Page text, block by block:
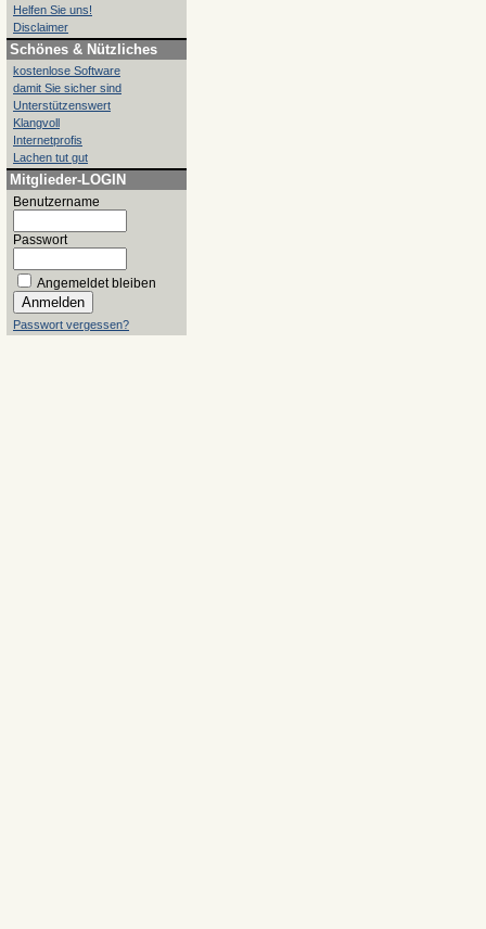
Helfen Sie uns!
Disclaimer
Schönes & Nützliches
kostenlose Software
damit Sie sicher sind
Unterstützenswert
Klangvoll
Internetprofis
Lachen tut gut
Mitglieder-LOGIN
Benutzername
Passwort
Angemeldet bleiben
Passwort vergessen?